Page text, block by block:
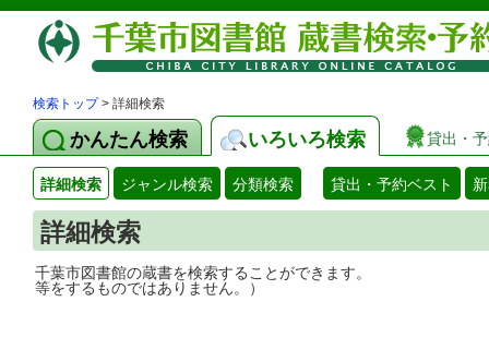
検索トップ> 詳細検索
かんたん検索 いろいろ検索 貸出・
詳細検索 ジャンル検索 分類検索 貸出・予約ベスト
詳細検索
千葉市図書館の蔵書を検索することがで
等をするものではありません。）